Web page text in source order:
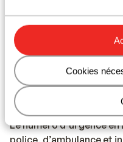
Cookies
transformateur/
Alimentation
L'Espagne est connue
sangria.
Numéro d’urgence
Le numéro d’urgence
police, d’ambulance et